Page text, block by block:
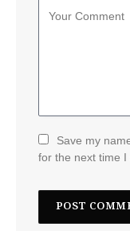
Save my
for the next time I